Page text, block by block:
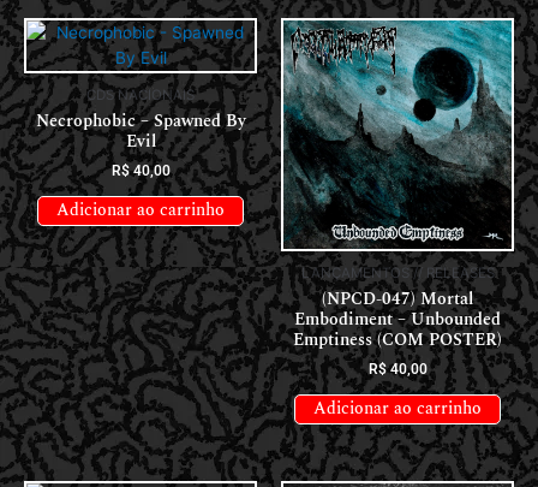
CDS NACIONAIS
Necrophobic – Spawned By
Evil
R$40,00
Adicionar ao carrinho
LANÇAMENTOS // RELEASES
(NPCD-047) Mortal
Embodiment – Unbounded
Emptiness (COM POSTER)
R$40,00
Adicionar ao carrinho